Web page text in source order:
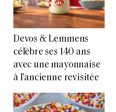
Devos & Lemmens
célèbre ses 140 ans
avec une mayonnaise
à l’ancienne revisitée